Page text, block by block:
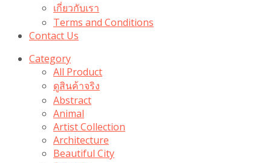
เกี่ยวกับเรา
Terms and Conditions
Contact Us
Category
All Product
ดูสินค้าจริง
Abstract
Animal
Artist Collection
Architecture
Beautiful City